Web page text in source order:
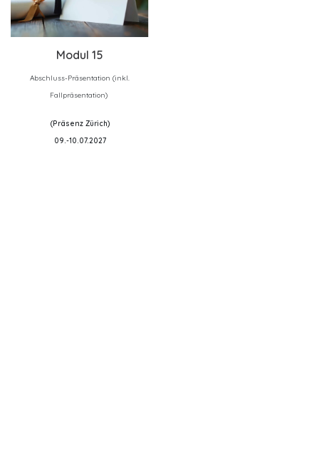
Modul 15
Abschluss-Präsentation (inkl.
Fallpräsentation)
(Präsenz Zürich)
09.-10.07.2027